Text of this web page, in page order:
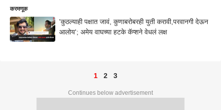
करमणूक
'कुठल्याही पक्षात जावं, कुणाबरोबरही युती करावी,परवानगी देऊन
आलोय'; अमेय वाघच्या हटके कॅप्शने वेधलं लक्ष
1 2 3
Continues below advertisement